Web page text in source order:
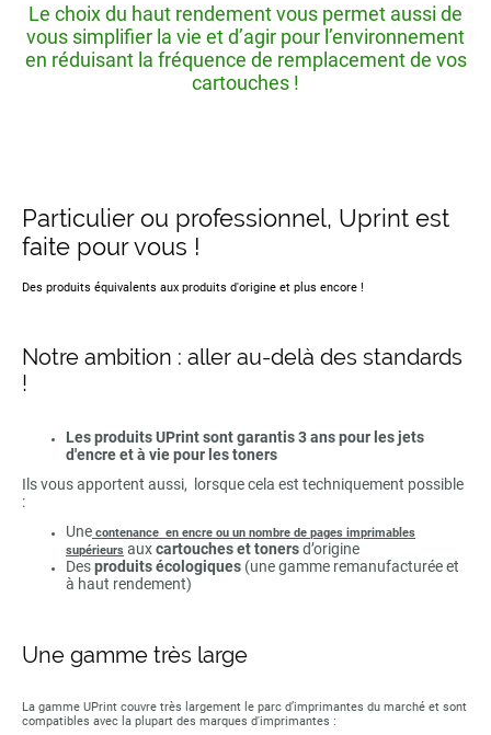
Le choix du haut rendement vous permet aussi de
vous simplifier la vie et d’agir pour l’environnement
en réduisant la fréquence de remplacement de vos
cartouches !
Particulier ou professionnel, Uprint est
faite pour vous !
Des produits équivalents aux produits d'origine et plus encore !
Notre ambition : aller au-delà des standards
!
Les produits UPrint sont garantis 3 ans pour les jets
d'encre et à vie pour les toners
Ils vous apportent aussi, lorsque cela est techniquement possible
:
Une contenance en encre ou un nombre de pages imprimables
supérieurs auxcartouches et tonersd’origine
Desproduits écologiques (une gamme remanufacturée et
à haut rendement)
Une gamme très large
La gamme UPrint couvre très largement le parc d’imprimantes du marché et sont
compatibles avec la plupart des marques d'imprimantes :